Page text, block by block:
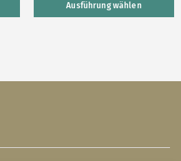
Ausführung wählen